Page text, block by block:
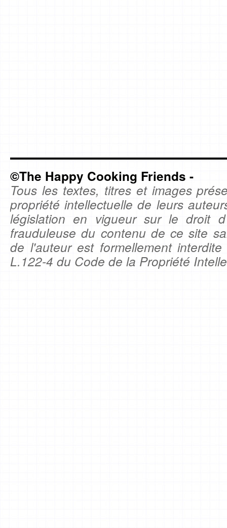
©The Happy Cooking Friends -
Tous les textes, titres et images
propriété intellectuelle de leurs
législation en vigueur sur le droit
frauduleuse du contenu de ce site
de l'auteur est formellement
L.122-4 du Code de la Propriété